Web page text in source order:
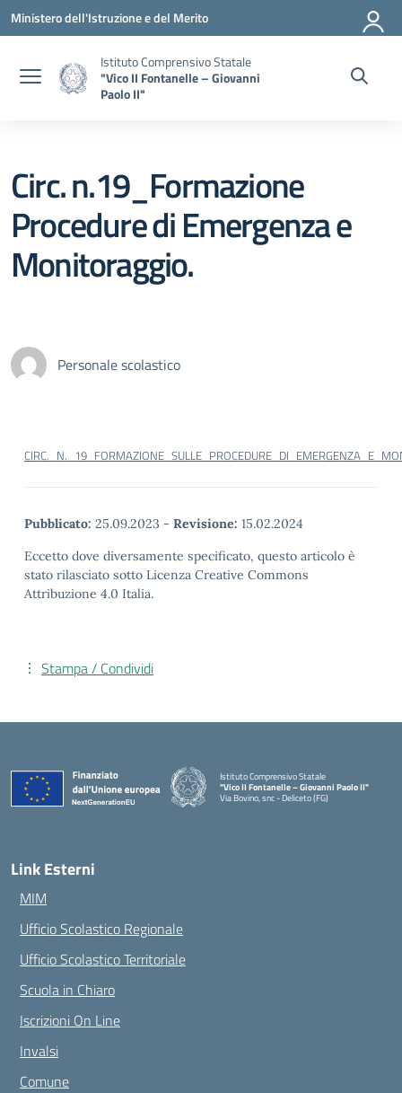
Vai ai contenuti
Vai al menu di navigazione
Vai al footer
Ministero dell'Istruzione e del Merito
Istituto Comprensivo Statale
"Vico II Fontanelle – Giovanni
Paolo II"
Circ. n.19_Formazione
Procedure di Emergenza e
Monitoraggio.
Personale scolastico
Pubblicato: 25.09.2023 - Revisione: 15.02.2024
Eccetto dove diversamente specificato, questo articolo è
stato rilasciato sotto Licenza Creative Commons
Attribuzione 4.0 Italia.
Stampa / Condividi
Istituto Comprensivo Statale
"Vico II Fontanelle – Giovanni Paolo II"
Via Bovino, snc - Deliceto (FG)
Link Esterni
MIM
Ufficio Scolastico Regionale
Ufficio Scolastico Territoriale
Scuola in Chiaro
Iscrizioni On Line
Invalsi
Comune